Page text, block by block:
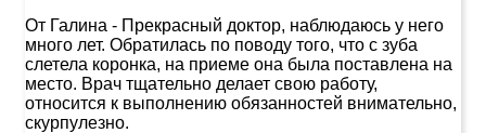
От Галина - Прекрасный доктор, наблюдаюсь у него
много лет. Обратилась по поводу того, что с зуба
слетела коронка, на приеме она была поставлена на
место. Врач тщательно делает свою работу,
относится к выполнению обязанностей внимательно,
скурпулезно.